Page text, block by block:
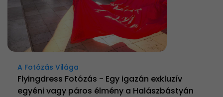
A Fotózás Világa
Flyingdress Fotózás - Egy igazán exkluzív
egyéni vagy páros élmény a Halászbástyán